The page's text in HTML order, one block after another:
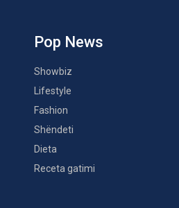
Pop News
Showbiz
Lifestyle
Fashion
Shëndeti
Dieta
Receta gatimi